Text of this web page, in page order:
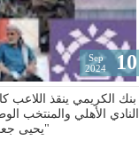
بنك الكريمي ينقذ اللاعب
النادي الأهلي والمنتخب
"يحيى
10
Sep
2024